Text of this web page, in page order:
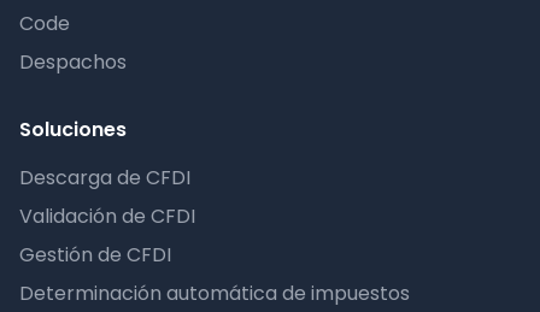
Code
Despachos
Soluciones
Descarga de CFDI
Validación de CFDI
Gestión de CFDI
Determinación automática de impuestos